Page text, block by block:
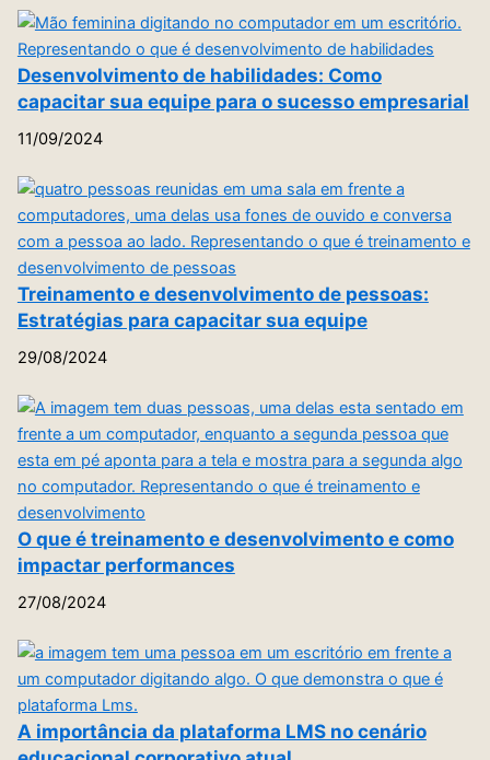
Desenvolvimento de habilidades: Como
capacitar sua equipe para o sucesso empresarial
11/09/2024
Treinamento e desenvolvimento de pessoas:
Estratégias para capacitar sua equipe
29/08/2024
O que é treinamento e desenvolvimento e como
impactar performances
27/08/2024
A importância da plataforma LMS no cenário